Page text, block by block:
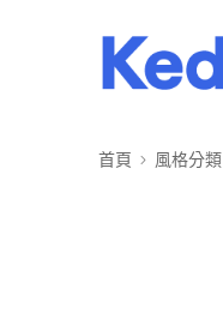
首頁 風格分類